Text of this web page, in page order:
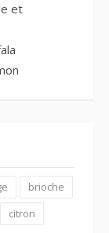
et
brioche
citron